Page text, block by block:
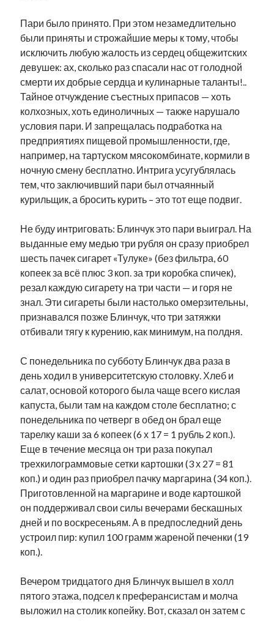
нацменьшинства образование обучение эстонскому
памятники парад клоунов парламент партия поводырь
подкаст потеряны данные пресса программа
рийгикогу россия
русскоязычное образование ссср
танк фотоотчет экономика
эстония эстонский язык
mstalnuhhin@gmail.com
anton.stalnuhhin@gmail.com
Пари было принято. При этом незамедлительно
были приняты и строжайшие меры к тому, чтобы
исключить любую жалость из сердец общежитских
девушек: ах, сколько раз спасали нас от голодной
смерти их добрые сердца и кулинарные таланты!..
Тайное отчуждение съестных припасов — хоть
колхозных, хоть единоличных — также нарушало
условия пари. И запрещалась подработка на
предприятиях пищевой промышленности, где,
например, на тартуском мясокомбинате, кормили в
ночную смену бесплатно. Интрига усугублялась
тем, что заключивший пари был отчаянный
курильщик, а бросить курить – это тот еще подвиг.
Не буду интриговать: Блинчук это пари выиграл. На
выданные ему медью три рубля он сразу приобрел
шесть пачек сигарет «Тулуке» (без фильтра, 60
копеек за всё плюс 3 коп. за три коробка спичек),
резал каждую сигарету на три части — и горя не
знал. Эти сигареты были настолько омерзительны,
признавался позже Блинчук, что три затяжки
отбивали тягу к курению, как минимум, на полдня.
С понедельника по субботу Блинчук два раза в
день ходил в университетскую столовку. Хлеб и
салат, основой которого была чаще всего кислая
капуста, были там на каждом столе бесплатно; с
понедельника по четверг в обед он брал еще
тарелку каши за 6 копеек (6 х 17 = 1 рубль 2 коп.).
Еще в течение месяца он три раза покупал
трехкилограммовые сетки картошки (3 х 27 = 81
коп.) и один раз приобрел пачку маргарина (34 коп.).
Приготовленной на маргарине и воде картошкой
он поддерживал свои силы вечерами бескашных
дней и по воскресеньям. А в предпоследний день
устроил пир: купил 100 грамм жареной печенки (19
коп.).
Вечером тридцатого дня Блинчук вышел в холл
пятого этажа, подсел к преферансистам и молча
выложил на столик копейку. Вот, сказал он затем с